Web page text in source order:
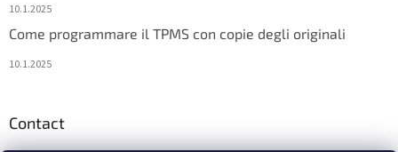
10.1.2025
Come programmare il TPMS con copie degli originali
10.1.2025
Contact